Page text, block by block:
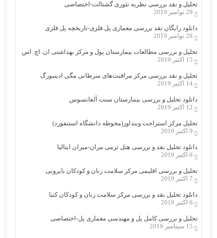
تحلیل و نقد بررسی نظریه تئوری گشتالت-اختصاصی
29 نوامبر 2019
دانلود رایگان نقد بررسی معماری پل فلزی-تاریخچه پل فلزی
28 نوامبر 2019
تحلیل و بررسی مطالعات بیمارستان پول و مرکز بهداشتی ان. اچ. اس
15 اکتبر 2019
تحلیل و نقد بررسی مرکز مراقبت‌های سرطانی مگی ادینبورگ
14 اکتبر 2019
دانلود تحلیل و بررسی بیمارستان سنت آلفانسوس
12 اکتبر 2019
تحلیل مرکز استراحت وینداور(محوطه دانشگاه استنفورد)
9 اکتبر 2019
دانلود تحلیل نقد و بررسی هتل ترمی مران-میران ایتالیا
8 اکتبر 2019
تحلیل و بررسی اقلیمی مرکز سلامت زنان و کودکان نایروبی
7 اکتبر 2019
دانلود تحلیل نقد و بررسی مرکز سلامت زنان و کودکان کنیا
6 اکتبر 2019
تحلیل و بررسی کامل پل و مهندسی معماری پل-اختصاصی
15 سپتامبر 2019